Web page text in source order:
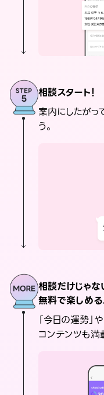
相談スタート！
案内にしたがっ
う。
相談だけじゃな
無料で楽しめ
「今日の運勢」
コンテンツも満